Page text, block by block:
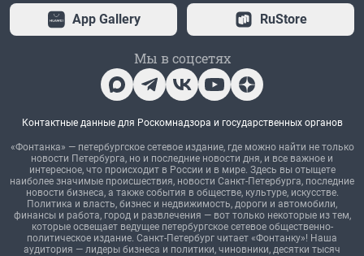
App Gallery RuStore
Мы в соцсетях
Контактные данные для Роскомнадзора и государственных органов
«Фонтанка» — петербургское сетевое издание, где можно найти не только
новости Петербурга, но и последние новости дня, и все важное и
интересное, что происходит в России и в мире. Здесь вы отыщете
наиболее значимые происшествия, новости Санкт-Петербурга, последние
новости бизнеса, а также события в обществе, культуре, искусстве.
Политика и власть, бизнес и недвижимость, дороги и автомобили,
финансы и работа, город и развлечения — вот только некоторые из тем,
которые освещает ведущее петербургское сетевое общественно-
политическое издание. Санкт-Петербург читает «Фонтанку»! Наша
аудитория — лидеры бизнеса и политики, чиновники, десятки тысяч